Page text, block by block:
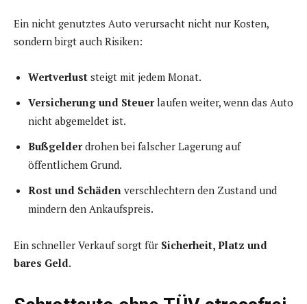
Ein nicht genutztes Auto verursacht nicht nur Kosten,
sondern birgt auch Risiken:
Wertverlust steigt mit jedem Monat.
Versicherung und Steuerlaufen weiter, wenn das Auto
nicht abgemeldet ist.
Bußgelderdrohen bei falscher Lagerung auf
öffentlichem Grund.
Rost und Schäden verschlechtern den Zustand und
mindern den Ankaufspreis.
Ein schneller Verkauf sorgt für Sicherheit, Platz und
bares Geld.